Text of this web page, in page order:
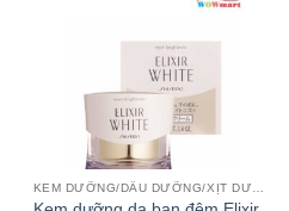
KEM DƯỠNG/DẦU DƯỠNG/XỊT DƯỠNG